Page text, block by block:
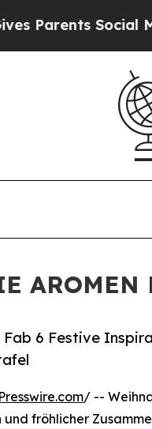
Media
AROMEN
Fab 6 Festive
/ --
fröhlicher